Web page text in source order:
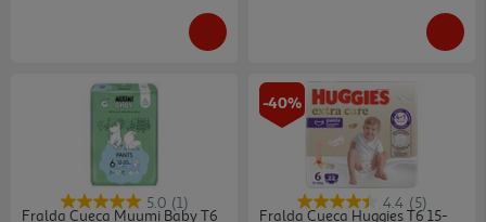
5.0 (1)
Fralda Cueca Muumi Baby T6
-40%
4.4 (5)
Fralda Cueca Huggies T6 15-